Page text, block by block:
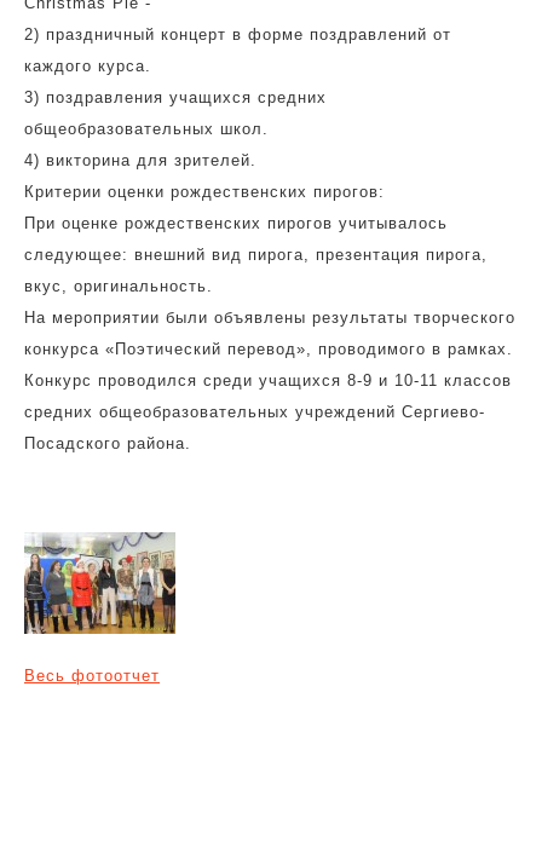
2) праздничный концерт в форме поздравлений от
каждого курса.
3) поздравления учащихся средних
общеобразовательных школ.
4) викторина для зрителей.
Критерии оценки рождественских пирогов:
При оценке рождественских пирогов учитывалось
следующее: внешний вид пирога, презентация пирога,
вкус, оригинальность.
На мероприятии были объявлены результаты творческого
конкурса «Поэтический перевод», проводимого в рамках.
Конкурс проводился среди учащихся 8-9 и 10-11 классов
средних общеобразовательных учреждений Сергиево-
Посадского района.
Весь фотоотчет